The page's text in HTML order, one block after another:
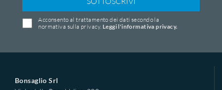
Acconsento al trattamento dei dati secondo la
normativa sulla privacy. Leggi l'informativa privacy.
Bonsaglio Srl